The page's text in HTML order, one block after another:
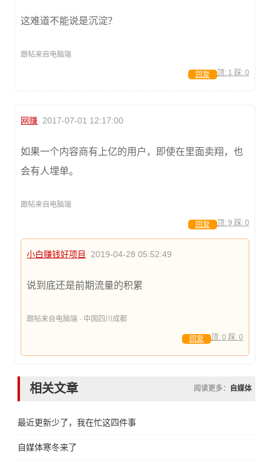
这难道不能说是沉淀？
跟帖来自电脑端
顶: 1 踩: 0
回复
网赚 2017-07-01 12:17:00
如果一个内容商有上亿的用户，即使在里面卖翔，也
会有人埋单。
跟帖来自电脑端
顶: 9 踩: 0
回复
小白赚钱好项目 2019-04-28 05:52:49
说到底还是前期流量的积累
跟帖来自电脑端 · 中国四川成都
顶: 0 踩: 0
回复
相关文章 阅读更多： 自媒体
最近更新少了，我在忙这四件事
自媒体寒冬来了